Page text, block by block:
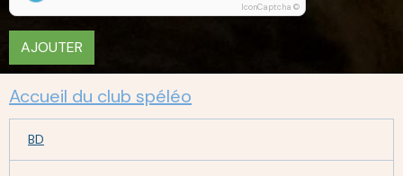
IconCaptcha ©
AJOUTER
Accueil du club spéléo
BD